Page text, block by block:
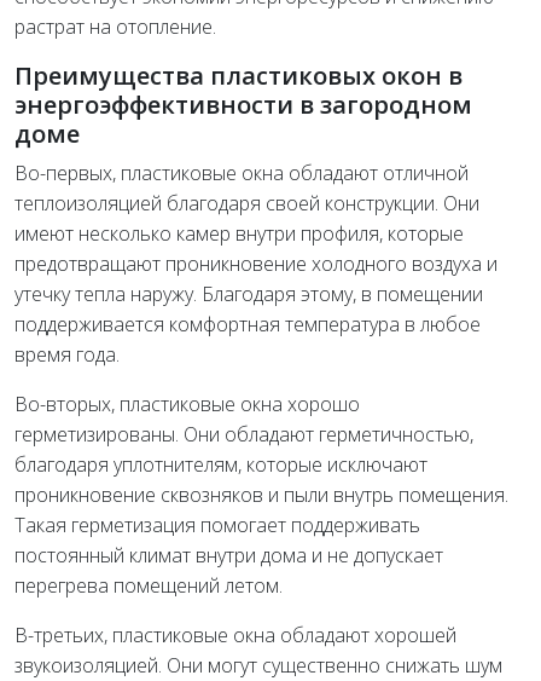
растрат на отопление.
Преимущества пластиковых окон в
энергоэффективности в загородном
доме
Во-первых, пластиковые окна обладают отличной
теплоизоляцией благодаря своей конструкции. Они
имеют несколько камер внутри профиля, которые
предотвращают проникновение холодного воздуха и
утечку тепла наружу. Благодаря этому, в помещении
поддерживается комфортная температура в любое
время года.
Во-вторых, пластиковые окна хорошо
герметизированы. Они обладают герметичностью,
благодаря уплотнителям, которые исключают
проникновение сквозняков и пыли внутрь помещения.
Такая герметизация помогает поддерживать
постоянный климат внутри дома и не допускает
перегрева помещений летом.
В-третьих, пластиковые окна обладают хорошей
звукоизоляцией. Они могут существенно снижать шум